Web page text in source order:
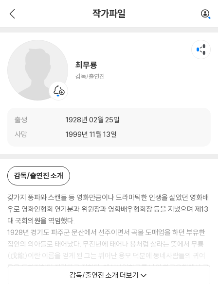
작가파일
최무룡
감독/출연진
출생
1928년 02월 25일
사망
1999년 11월 13일
감독/출연진 소개
갖가지 풍파와 스캔들 등 영화만큼이나 드라마틱한 인생을 살았던 영화배
우로 영화인협회 연기분과 위원장과 영화배우협회장 등을 지냈으며 제13
대 국회의원을 역임했다.
1928년 경기도 파주군 문산에서 선주이면서 곡물 도매업을 하던 부유한
집안의 외아들로 태어났다. 무진년에 태어나 용처럼 살라는 뜻에서 무룡
(戊龍)이란 이름을 얻게 된 그는 뛰어난 용모 덕분에 동네사람들의 귀여
움을 독차지하며 자랐다고 전한다. 개성상업학교를 나와 한국은행에서 근
무했던 그는 해방되던 해 문맹퇴치를 위한 소인극을 하면서 연극에 매료돼
감독/출연진 소개 더보기